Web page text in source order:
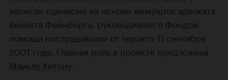
написал сценарий на основе мемуаров адвоката
Кеннета Фейнберга, руководившего Фондом
помощи пострадавшим от теракта 11 сентября
2001 года. Главная роль в проекте предложена
Майклу Китону